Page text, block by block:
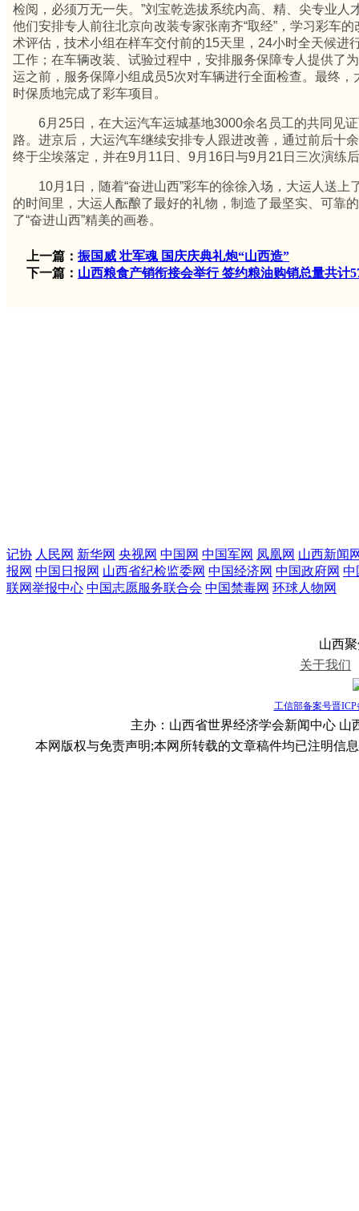
检阅，必须万无一失。”刘宝乾选拔系统内高、精、尖专业人
他们安排专人前往北京向改装专家张南齐“取经”，学习彩车
术评估，技术小组在样车交付前的15天里，24小时全天候进
工作；在车辆改装、试验过程中，安排服务保障专人提供了
运之前，服务保障小组成员5次对车辆进行全面检查。最终
时保质地完成了彩车项目。
6月25日，在大运汽车运城基地3000余名员工的共同见证
路。进京后，大运汽车继续安排专人跟进改善，通过前后十
终于尘埃落定，并在9月11日、9月16日与9月21日三次演练
10月1日，随着“奋进山西”彩车的徐徐入场，大运人送上
的时间里，大运人酝酿了最好的礼物，制造了最坚实、可靠
了“奋进山西”精美的画卷。
上一篇： 振国威 壮军魂 国庆庆典礼炮“山西造”
下一篇： 山西粮食产销衔接会举行 签约粮油购销总量共计
记协 人民网 新华网 央视网 中国网 中国军网 凤凰网 山西新闻
报网 中国日报网 山西省纪检监委网 中国经济网 中国政府网 中
联网举报中心 中国志愿服务联合会 中国禁毒网 环球人物网
山西聚
关于我们
工信部备案号晋ICP
主办：山西省世界经济学会新闻中心 山
本网版权与免责声明;本网所转载的文章稿件均已注明信